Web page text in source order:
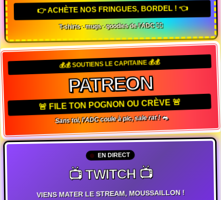
👉 ACHÈTE NOS FRINGUES, BORDEL ! 👈
T-shirts · mugs · goodies de l'ADC 🏴‍☠️
💰💰 SOUTIENS LE CAPITAINE 💰💰
PATREON
🚨 FILE TON POGNON OU CRÈVE 🚨
Sans toi, l'ADC coule à pic, sale rat ! 🐀
EN DIRECT
📺 TWITCH 📺
VIENS MATER LE STREAM, MOUSSAILLON !